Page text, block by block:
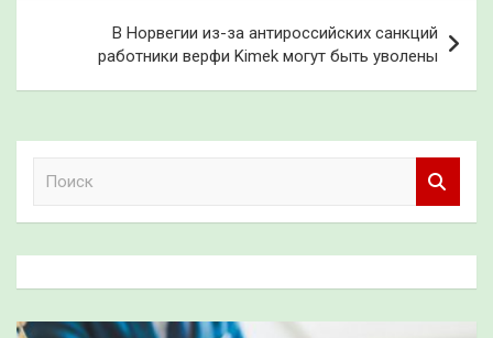
В Норвегии из-за антироссийских санкций
работники верфи Kimek могут быть уволены
к